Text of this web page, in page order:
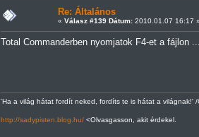
Re: Általános
« Válasz #139 Dátum:2010.01.07 16:17
Total Commanderben nyomjatok F4-et a fájlon
'Ha a világ hátat fordít neked, fordíts te is hátat a világnak!' /
http://sadypisten.blog.hu/<Olvasgasson, akit érdekel.